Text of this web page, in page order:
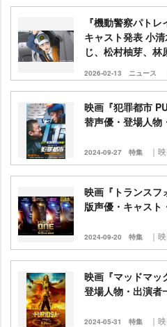
『機動警察パト
キャスト発表 小
じ、松村柚芽、林
2026-02-13 ニュース
映画『犯罪都市
替声優・登場人物
2024-09-27 特集 ｜
映画『トランスフ
版声優・キャスト
2024-09-20 特集 ｜
映画『マッドマッ
登場人物・出演者
2024-05-31 特集 ｜